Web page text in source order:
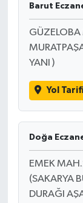
Barut
YANI )
Yol
Doğa
EMEK
(SAKARYA
DURAĞI